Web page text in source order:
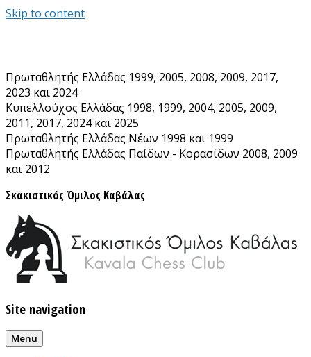
Skip to content
Πρωταθλητής Ελλάδας 1999, 2005, 2008, 2009, 2017,
2023 και 2024
Κυπελλούχος Ελλάδας 1998, 1999, 2004, 2005, 2009,
2011, 2017, 2024 και 2025
Πρωταθλητής Ελλάδας Νέων 1998 και 1999
Πρωταθλητής Ελλάδας Παίδων - Κορασίδων 2008, 2009
και 2012
Σκακιστικός Όμιλος Καβάλας
Site navigation
Menu